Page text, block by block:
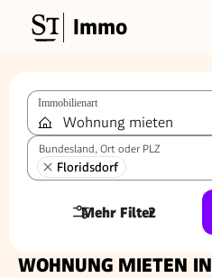
Immo
Immobilienart
Bundesland, Ort oder PLZ
Floridsdorf
Mehr Filter
2
WOHNUNG MIETEN IN